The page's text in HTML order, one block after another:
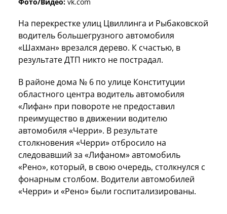
На перекрестке улиц Цвиллинга и Рыбаковской
водитель большегрузного автомобиля
«Шахман» врезался дерево. К счастью, в
результате ДТП никто не пострадал.
В районе дома № 6 по улице Конституции
областного центра водитель автомобиля
«Лифан» при повороте не предоставил
преимущество в движении водителю
автомобиля «Черри». В результате
столкновения «Черри» отбросило на
следовавший за «Лифаном» автомобиль
«Рено», который, в свою очередь, столкнулся с
фонарным столбом. Водители автомобилей
«Черри» и «Рено» были госпитализированы.